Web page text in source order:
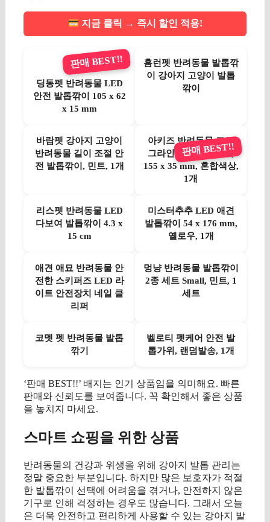
지금 클릭 → 즉시 할인 적용!
판매 BEST!!
딩동펫 반려동물 LED
안전 발톱깎이 105 x 62
x 15 mm
홈런펫 반려동물 발톱깎
이 강아지 고양이 발톱
깎이
바람펫 강아지 고양이
반려동물 길이 조절 안
전 발톱깎이, 민트, 1개
아키즈 반려동물 프로
그라인더 발톱 정리기
155 x 35 mm, 혼합색상,
1개
판매 BEST!!
리스펫 반려동물 LED
다보여 발톱깎이 4.3 x
15 cm
미스터추추 LED 애견
발톱깎이 54 x 176 mm,
옐로우, 1개
애견 애묘 반려동물 안
전한 스키퍼즈 LED 라
이트 안전장치 네일 클
리퍼
멍냥 반려동물 발톱깎이
2종 세트 Small, 민트, 1
세트
코멧 펫 반려동물 발톱
깎기
벨로티 펫케어 안전 발
톱가위, 랜덤발송, 1개
‘판매 BEST!!’ 배지는 인기 상품임을 의미해요. 빠른
판매와 신뢰도를 보여줍니다. 꼭 확인해서 좋은 상품
을 놓치지 마세요.
스마트 쇼핑을 위한 상품
반려동물의 건강과 위생을 위해 강아지 발톱 관리는
정말 중요한 부분입니다. 하지만 많은 보호자가 적절
한 발톱깎이 선택에 어려움을 겪거나, 안전하지 않은
기구로 인해 걱정하는 경우도 많습니다. 그래서 오늘
은 더욱 안전하고 편리하게 사용할 수 있는 강아지 발